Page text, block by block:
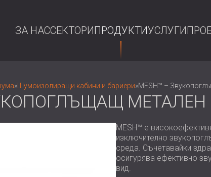
ЗА НАССЕКТОРИПРОДУКТИУСЛУГИ
» Шумоизолиращи кабини и бариери»MESH™ –
МЕТАЛЕН
MESH™ е
изключително
среда. Съчетавайки
осигурява ефективно
вид.